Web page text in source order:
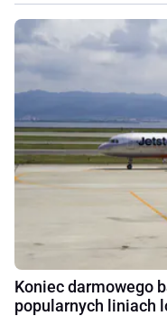
Koniec darmowego
popularnych liniach